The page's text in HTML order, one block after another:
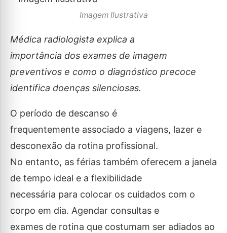
Imagem Ilustrativa
Médica radiologista explica a
importância dos exames de imagem
preventivos e como o diagnóstico precoce
identifica doenças silenciosas.
O período de descanso é
frequentemente associado a viagens, lazer e
desconexão da rotina profissional.
No entanto, as férias também oferecem a janela
de tempo ideal e a flexibilidade
necessária para colocar os cuidados com o
corpo em dia. Agendar consultas e
exames de rotina que costumam ser adiados ao